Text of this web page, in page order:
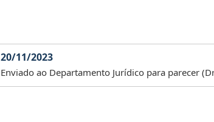
20/11/2023
Enviado ao Departamento Jurídico para parecer